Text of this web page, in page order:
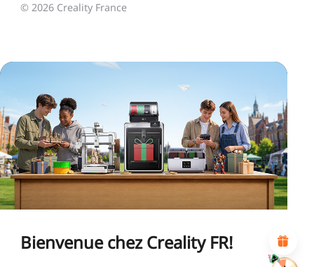
CALIFIQUE VOTRE NIVEAU DE SATISFACTION
AVEC CETTE PAGE:
INSATISFAIT
SATISFAIT
1
2 3 4 6 7 8 9 10
*RAISON DE VOTRE SATISFACTION
Contenu abondant
Chargement rapide de la page
© 2026 Creality France
Bienvenue chez Creality FR!